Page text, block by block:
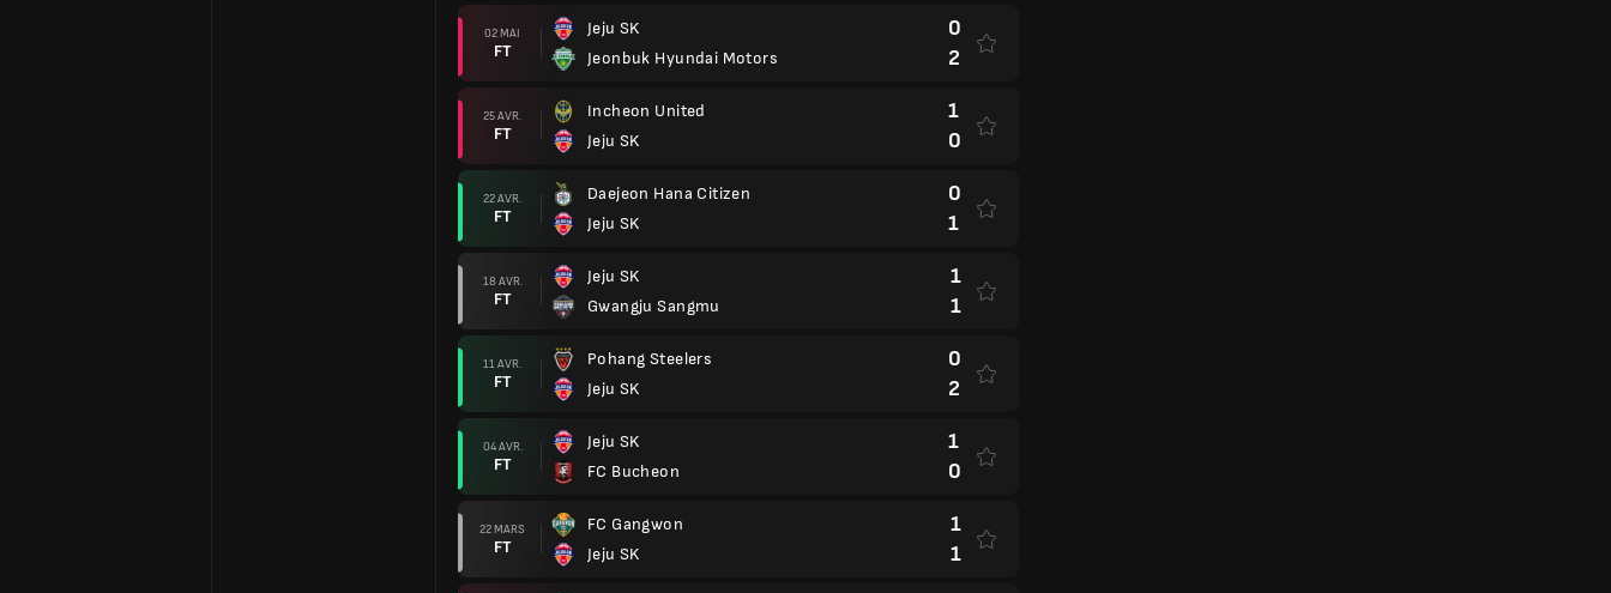
02 MAI
FT
Jeju SK
Jeonbuk Hyundai Motors
0
2
25 AVR.
FT
Incheon United
Jeju SK
1
0
22 AVR.
FT
Daejeon Hana Citizen
Jeju SK
0
1
18 AVR.
FT
Jeju SK
Gwangju Sangmu
1
1
11 AVR.
FT
Pohang Steelers
Jeju SK
0
2
04 AVR.
FT
Jeju SK
FC Bucheon
1
0
22 MARS
FT
FC Gangwon
Jeju SK
1
1